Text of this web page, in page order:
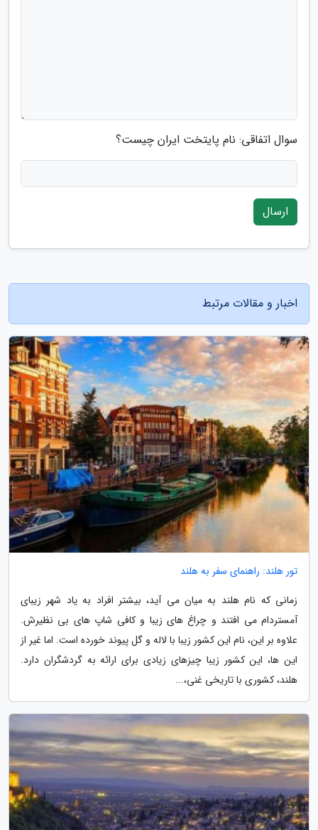
سوال اتفاقی: نام پایتخت ایران چیست؟
ارسال
اخبار و مقالات مرتبط
تور هلند: راهنمای سفر به هلند
زمانی که نام هلند به میان می آید، بیشتر افراد به یاد شهر زیبای
آمستردام می افتند و چراغ های زیبا و کافی شاپ های بی نظیرش.
علاوه بر این، نام این کشور زیبا با لاله و گل پیوند خورده است. اما غیر از
این ها، این کشور زیبا چیزهای زیادی برای ارائه به گردشگران دارد.
هلند، کشوری با تاریخی غنی،...